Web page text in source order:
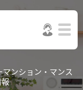
ンション・マンス